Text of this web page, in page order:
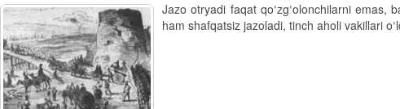
Jazo otryadi faqat qoʻzgʻolonchilarni emas,
ham shafqatsiz jazoladi, tinch aholi vakillari